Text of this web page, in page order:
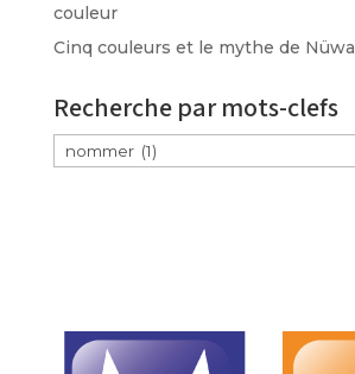
couleur
Cinq couleurs et le mythe de Nüwa
Recherche par mots-clefs
Étiquettes